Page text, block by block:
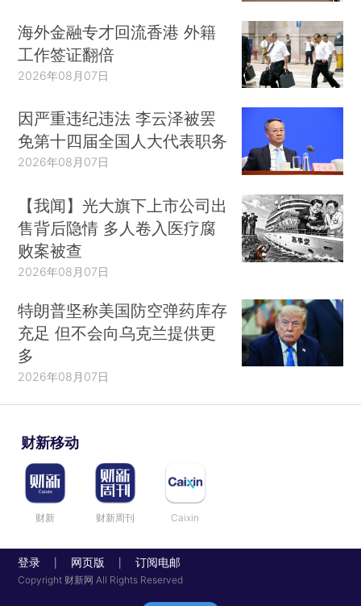
海外金融专才回流香港 外籍
工作签证翻倍
2026年08月07日
因严重违纪违法 李云泽被罢
免第十四届全国人大代表职务
2026年08月07日
【我闻】光大旗下上市公司出
售背后隐情 多人卷入医疗腐
败案被查
2026年08月07日
特朗普坚称美国防空弹药库存
充足 但不会向乌克兰提供更
多
2026年08月07日
财新移动
财新 财新周刊 Caixin
登录 网页版 订阅电邮
Copyright 财新网 All Rights Reserved